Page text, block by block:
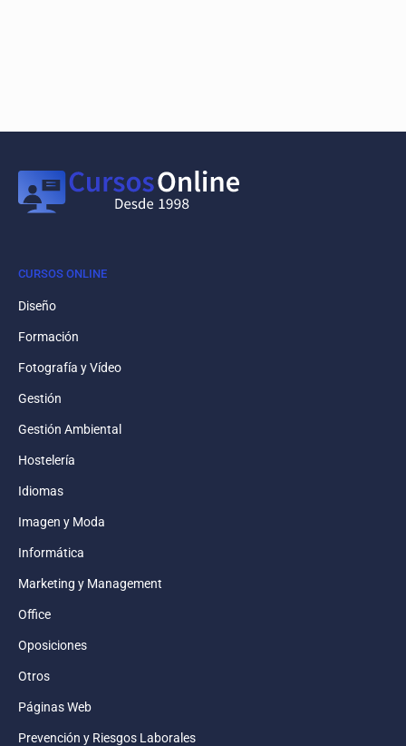
CURSOS ONLINE
Diseño
Formación
Fotografía y Vídeo
Gestión
Gestión Ambiental
Hostelería
Idiomas
Imagen y Moda
Informática
Marketing y Management
Office
Oposiciones
Otros
Páginas Web
Prevención y Riesgos Laborales